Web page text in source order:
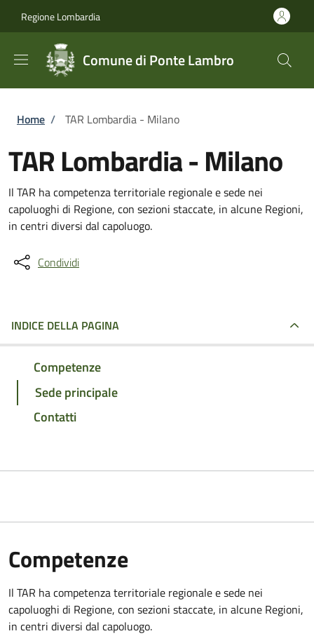
Regione Lombardia
Comune di Ponte Lambro
Briciole di pane
Home / TAR Lombardia - Milano
TAR Lombardia - Milano
Il TAR ha competenza territoriale regionale e sede nei
capoluoghi di Regione, con sezioni staccate, in alcune Regioni,
in centri diversi dal capoluogo.
Condividi
INDICE DELLA PAGINA
Competenze
Sede principale
Contatti
Competenze
Il TAR ha competenza territoriale regionale e sede nei
capoluoghi di Regione, con sezioni staccate, in alcune Regioni,
in centri diversi dal capoluogo.